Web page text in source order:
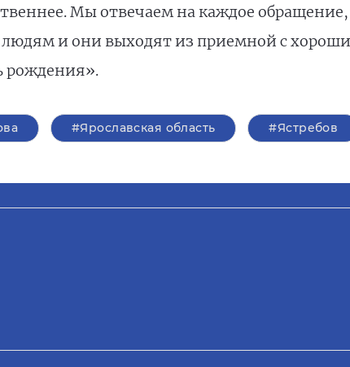
Мы отвечаем на каждое
людям и они выходят из приемной с
рождения».
#Ярославская область #Ястребов